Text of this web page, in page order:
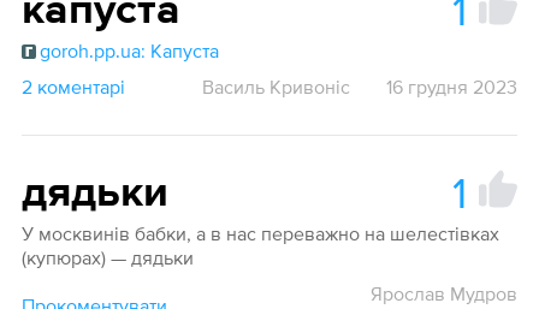
капуста 1
goroh.pp.ua: Капуста
2 коментарі
Василь Кривоніс 16 грудня 2023
дядьки 1
У москвинів бабки, а в нас переважно на шелестівках
(купюрах) — дядьки
Ярослав Мудров